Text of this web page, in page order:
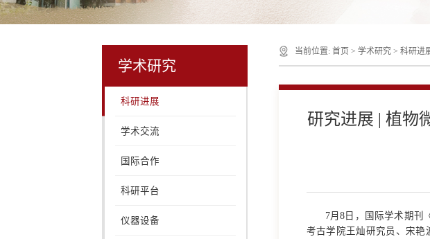
学术研究
科研进展
学术交流
国际合作
科研平台
仪器设备
当前位置: 首页> 学术研究> 科研进
研究进展 | 植物
7月8日，国际学术期刊
考古学院王灿研究员、宋艳